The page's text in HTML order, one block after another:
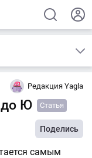
Редакция Yagla
до Ю Статья
Поделись
самым